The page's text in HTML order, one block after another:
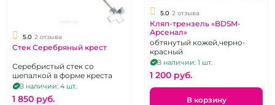
5.0 2 отзыва
Стек Серебряный крест
Серебристый стек со
шепалкой в форме креста
В наличии: 4 шт.
1 850 pуб.
5.0 2 отзыва
Кляп-трензель «BDSM-
Арсенал»
обтянутый кожей,черно-
красный
В наличии: 1 шт.
1 200 pуб.
В корзину